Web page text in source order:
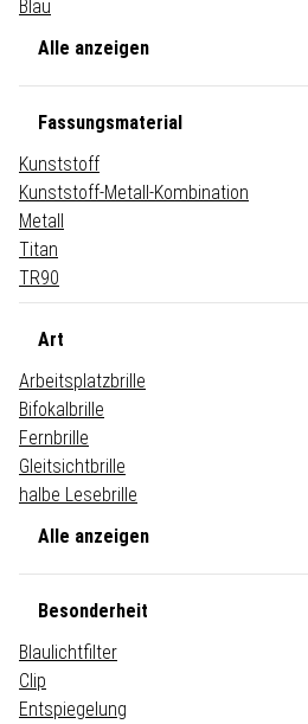
Blau
Alle anzeigen
Fassungsmaterial
Kunststoff
Kunststoff-Metall-Kombination
Metall
Titan
TR90
Art
Arbeitsplatzbrille
Bifokalbrille
Fernbrille
Gleitsichtbrille
halbe Lesebrille
Alle anzeigen
Besonderheit
Blaulichtfilter
Clip
Entspiegelung